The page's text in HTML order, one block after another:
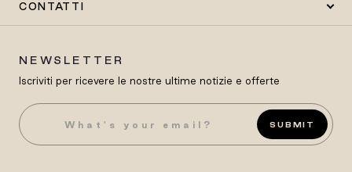
CONTATTI
NEWSLETTER
Iscriviti per ricevere le nostre ultime notizie e offerte
SUBMIT